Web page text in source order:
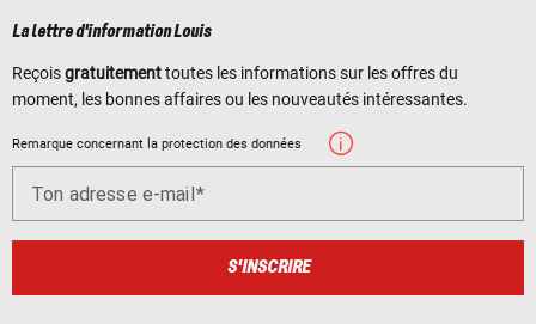
La lettre d'information Louis
Reçoisgratuitementtoutes les informations sur les offres du
moment, les bonnes affaires ou les nouveautés intéressantes.
Remarque concernant la protection des données
Ton adresse e-mail
S'INSCRIRE